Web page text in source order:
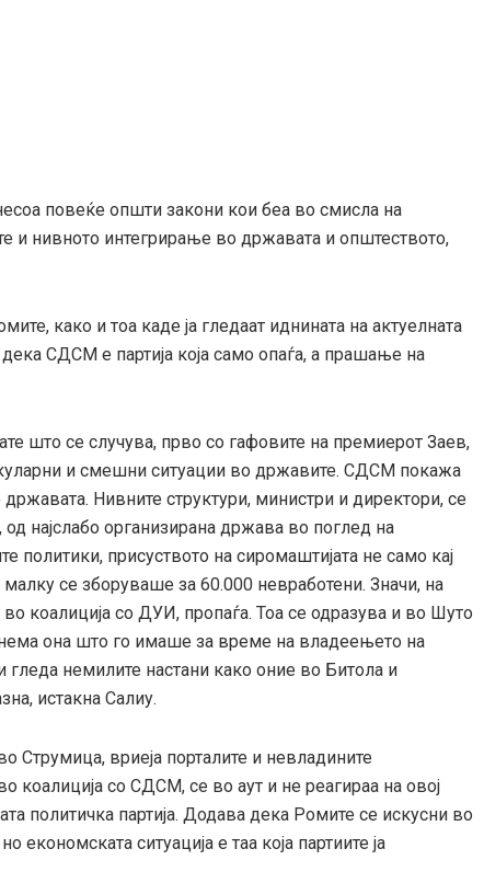
повеќе општи закони кои беа во смисла на
и нивното интегрирање во државата и општеството,
како и тоа каде ја гледаат иднината на актуелната
СДСМ е партија која само опаѓа, а прашање на
што се случува, прво со гафовите на премиерот Заев,
и смешни ситуации во државите. СДСМ покажа
Нивните структури, министри и директори, се
најслабо организирана држава во поглед на
политики, присуството на сиромаштијата не само кај
малку се зборуваше за 60.000 невработени. Значи, на
коалиција со ДУИ, пропаѓа. Тоа се одразува и во Шуто
она што го имаше за време на владеењето на
немилите настани како оние во Битола и
истакна Салиу.
Струмица, вриеја порталите и невладините
коалиција со СДСМ, се во аут и не реагираа на овој
политичка партија. Додава дека Ромите се искусни во
економската ситуација е таа која партиите ја